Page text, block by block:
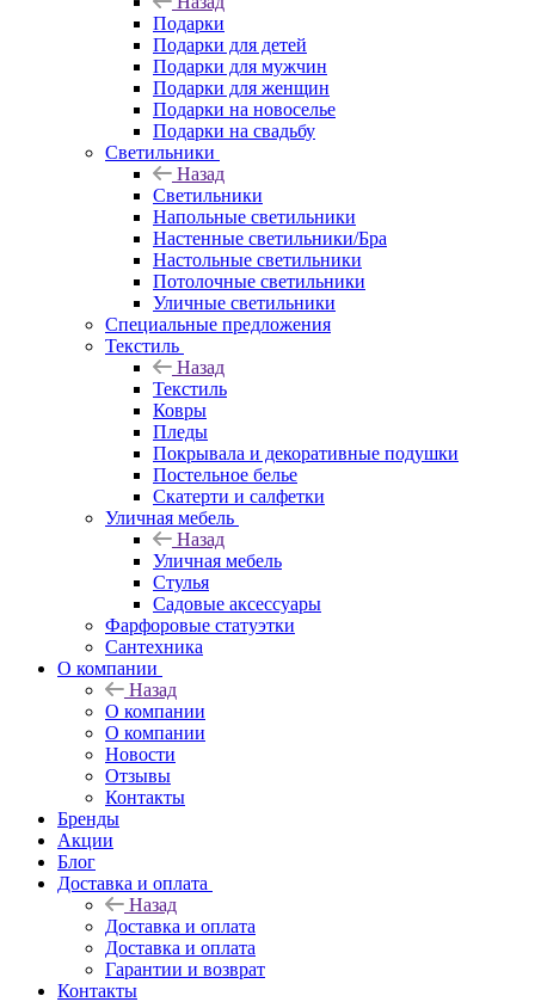
Подарки
Подарки для детей
Подарки для мужчин
Подарки для женщин
Подарки на новоселье
Подарки на свадьбу
Светильники
Назад
Светильники
Напольные светильники
Настенные светильники/Бра
Настольные светильники
Потолочные светильники
Уличные светильники
Специальные предложения
Текстиль
Назад
Текстиль
Ковры
Пледы
Покрывала и декоративные подушки
Постельное белье
Скатерти и салфетки
Уличная мебель
Назад
Уличная мебель
Стулья
Садовые аксессуары
Фарфоровые статуэтки
Сантехника
О компании
Назад
О компании
О компании
Новости
Отзывы
Контакты
Бренды
Акции
Блог
Доставка и оплата
Назад
Доставка и оплата
Доставка и оплата
Гарантии и возврат
Контакты